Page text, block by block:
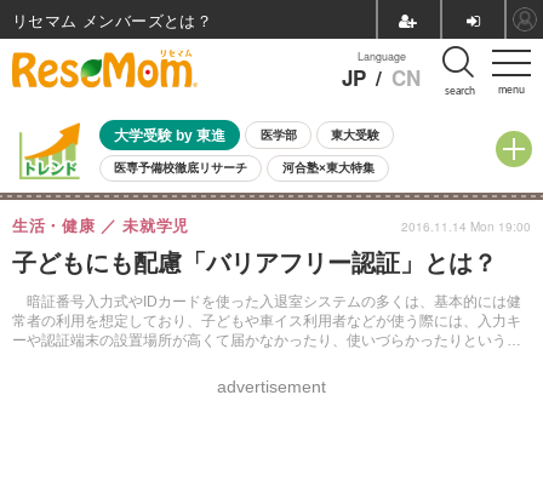
menu
Language
JP / CN search
大学受験 by 東進 医学部 東大受験
医専予備校徹底リサーチ 河合塾×東大特集
親子で考える大学選び 高校受験 中学受験 小学校受験
共通テスト 夏休み
8月開催イベント・WS 全国公立高校 過去問 人気記事
自由研究教材（小学生向け） 自由研究教材（中学生向け） ランキング
子どもにも配慮「バリアフリー認証」とは？
暗証番号入力式やIDカードを使った入退室システムの多くは、基本的には健
常者の利用を想定しており、子どもや車イス利用者などが使う際には、入力キ
ーや認証端末の設置場所が高くて届かなかったり、使いづらかったりという課
生活・健康 未就学児
advertisement
2016.11.14 Mon 19:00
リセマム メンバーズ